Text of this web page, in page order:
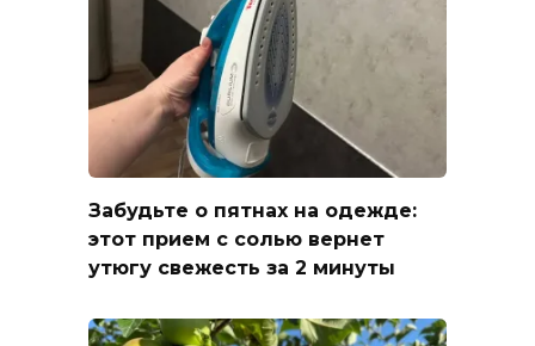
Забудьте о пятнах на одежде:
этот прием с солью вернет
утюгу свежесть за 2 минуты